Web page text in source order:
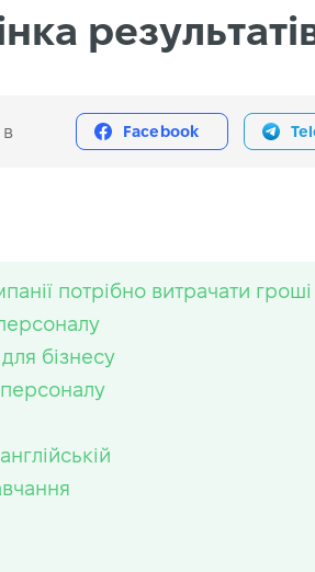
в Facebook
потрібно витрачати
бізнесу